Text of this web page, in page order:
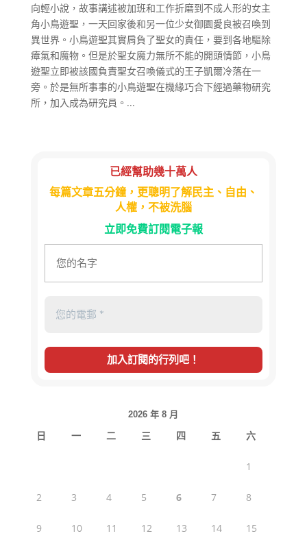
向輕小說，故事講述被加班和工作折磨到不成人形的女主
角小鳥遊聖，一天回家後和另一位少女御園愛良被召喚到
異世界。小鳥遊聖其實肩負了聖女的責任，要到各地驅除
瘴氣和魔物。但是於聖女魔力無所不能的開頭情節，小鳥
遊聖立即被該國負責聖女召喚儀式的王子凱爾冷落在一
旁。於是無所事事的小鳥遊聖在機緣巧合下經過藥物研究
所，加入成為研究員。...
已經幫助幾十萬人
每篇文章五分鐘，更聰明了解民主、自由、
人權，不被洗腦
立即免費訂閱電子報
2026 年 8 月
日 一 二 三 四 五 六
1
2 3 4 5 6 7 8
9 10 11 12 13 14 15